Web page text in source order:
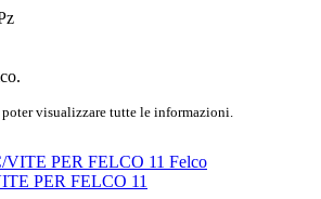
visualizzare tutte le informazioni.
PER FELCO 11